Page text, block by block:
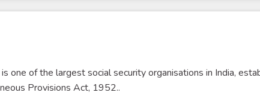
one of the largest social security organisations in India,
Provisions Act, 1952..